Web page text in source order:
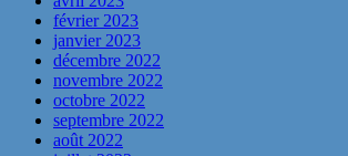
février 2023
janvier 2023
décembre 2022
novembre 2022
octobre 2022
septembre 2022
août 2022